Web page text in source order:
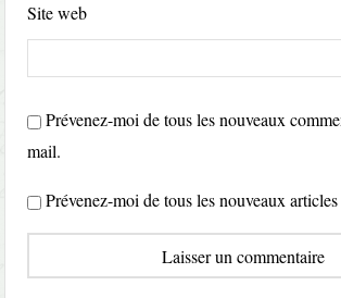
Site web
Prévenez-moi de tous les nouveaux
mail.
Prévenez-moi de tous les nouveaux